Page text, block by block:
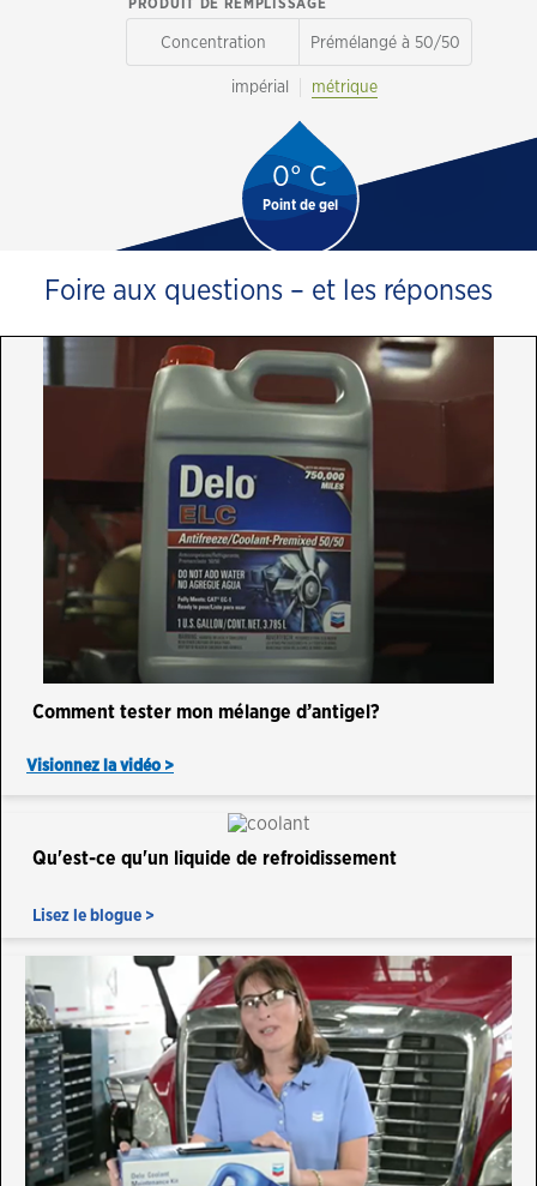
Foire aux questions – et les réponses
Comment tester mon mélange d’antigel?
Visionnez la vidéo >
Qu'est-ce qu'un liquide de refroidissement
Lisez le blogue >